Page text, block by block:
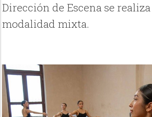
Dirección de Escena se
modalidad mixta.